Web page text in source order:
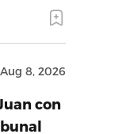
Aug 8, 2026
con